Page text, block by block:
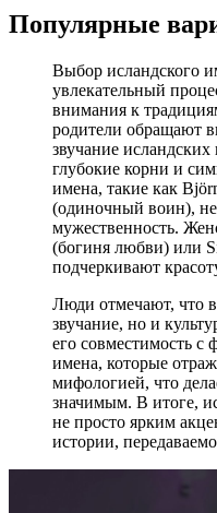
Популярные
Выбор исландского
увлекательный
внимания к
родители обращают
звучание
глубокие корни и
имена, такие как
(одиночный воин),
мужественность.
(богиня любви) или
подчеркивают
Люди отмечают, что
звучание, но и
его совместимость
имена, которые
мифологией, что
значимым. В итоге,
не просто ярким
истории,